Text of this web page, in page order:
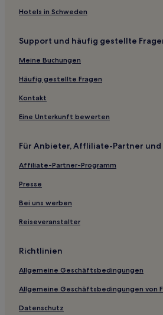
Hotels in Schweden
Support und häufig gestellte
Meine Buchungen
Häufig gestellte Fragen
Kontakt
Eine Unterkunft bewerten
Für Anbieter, Affliliate-Partner und
Affiliate-Partner-Programm
Presse
Bei uns werben
Reiseveranstalter
Richtlinien
Allgemeine Geschäftsbedingungen
Allgemeine Geschäftsbedingungen von
Datenschutz